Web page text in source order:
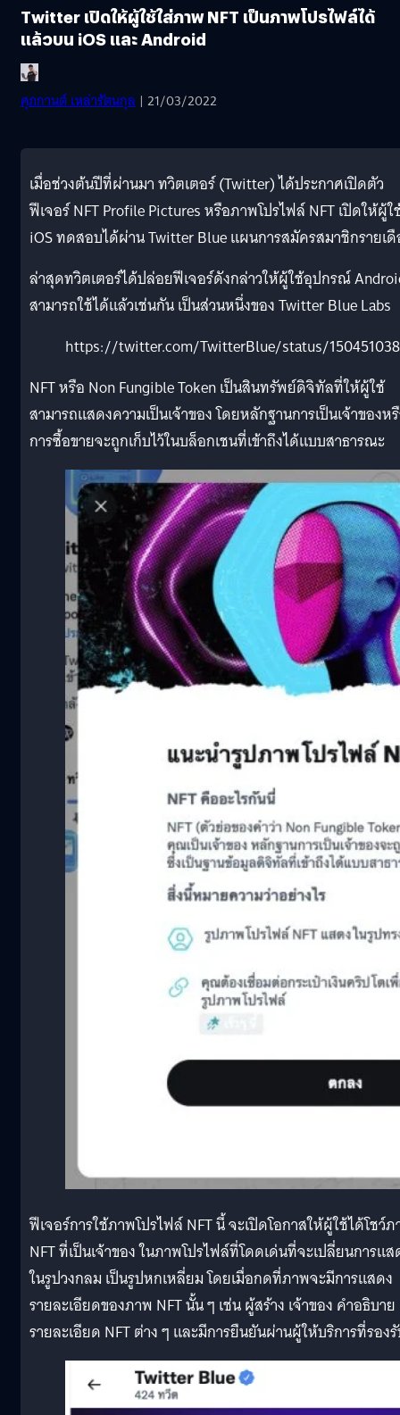
Twitter เปิดให้ผู้ใช้ใส่ภาพ NFT เป็นภาพโปรไฟล์ได้
แล้วบน iOS และ Android
ศุภกานต์ เหล่ารัตนกุล | 21/03/2022
เมื่อช่วงต้นปีที่ผ่านมา ทวิตเตอร์ (Twitter) ได้ประกาศเปิดตัว
ฟีเจอร์ NFT Profile Pictures หรือภาพโปรไฟล์ NFT เปิดให้ผู้ใ
iOS ทดสอบได้ผ่าน Twitter Blue แผนการสมัครสมาชิกรายเ
ล่าสุดทวิตเตอร์ได้ปล่อยฟีเจอร์ดังกล่าวให้ผู้ใช้อุปกรณ์
สามารถใช้ได้แล้วเช่นกัน เป็นส่วนหนึ่งของ Twitter Blue Labs
https://twitter.com/TwitterBlue/status/
NFT หรือ Non Fungible Token เป็นสินทรัพย์ดิจิทัลที่ให้ผู้ใช้
สามารถแสดงความเป็นเจ้าของ โดยหลักฐานการเป็นเจ้าของห
การซื้อขายจะถูกเก็บไว้ในบล็อกเชนที่เข้าถึงได้แบบสาธารณะ
ฟีเจอร์การใช้ภาพโปรไฟล์ NFT นี้ จะเปิดโอกาสให้ผู้ใช้ได้โชว์
NFT ที่เป็นเจ้าของ ในภาพโปรไฟล์ที่โดดเด่นที่จะเปลี่ยนการแ
ในรูปวงกลม เป็นรูปหกเหลี่ยม โดยเมื่อกดที่ภาพจะมีการแสดง
รายละเอียดของภาพ NFT นั้น ๆ เช่น ผู้สร้าง เจ้าของ คำอธิบาย
รายละเอียด NFT ต่าง ๆ และมีการยืนยันผ่านผู้ให้บริการที่รอง